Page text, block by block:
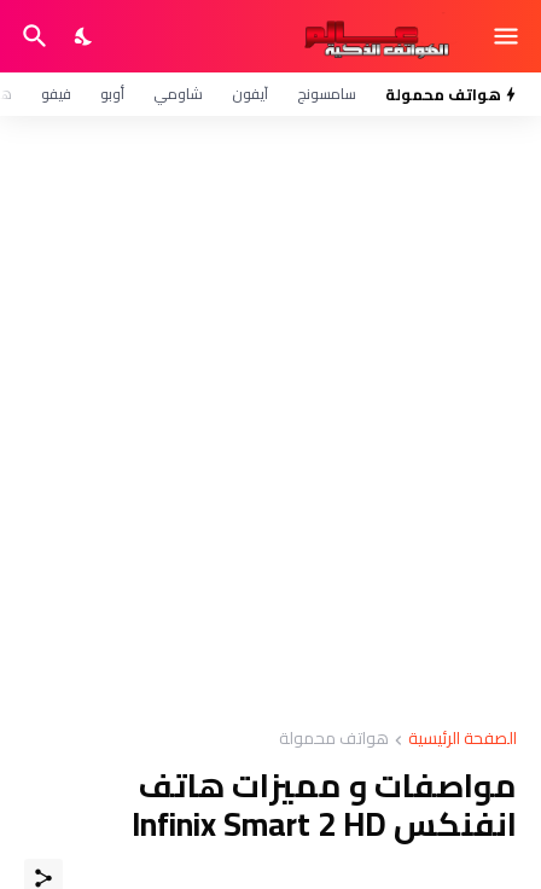
هواتف محمولة سامسونج آيفون شاومي أوبو فيفو
الصفحة الرئيسية هواتف محمولة
مواصفات و مميزات هاتف
انفنكس Infinix Smart 2 HD